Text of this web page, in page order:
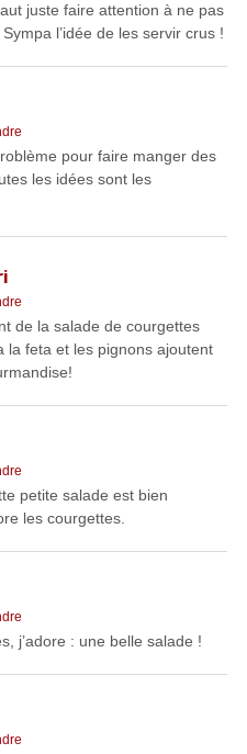
juste faire attention à ne pas
l’idée de les servir crus !
pour faire manger des
les idées sont les
de la salade de courgettes
la feta et les pignons ajoutent
petite salade est bien
les courgettes.
j’adore : une belle salade !